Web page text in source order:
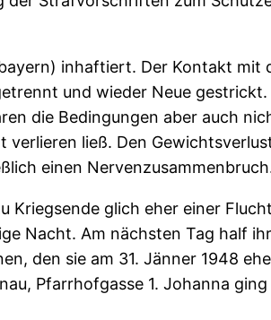
inhaftiert. Der Kontakt
und wieder Neue
die Bedingungen aber auch
ließ. Den
einen
glich eher einer
Nacht. Am nächsten Tag half
den sie am 31. Jänner 1948
Pfarrhofgasse 1. Johanna